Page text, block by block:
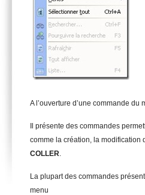
A l’ouverture d’une commande du
Il présente des commandes
comme la création, la modification
COLLER.
La plupart des commandes
menu